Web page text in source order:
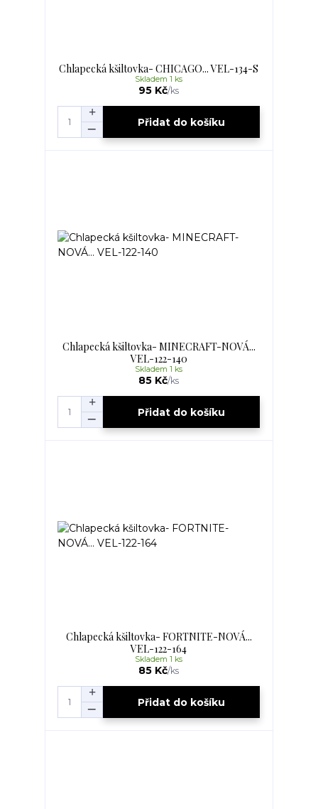
Chlapecká kšiltovka- CHICAGO... VEL-134-S
95 Kč/ks
Skladem 1 ks
Přidat do košíku
Chlapecká kšiltovka- MINECRAFT-NOVÁ...
VEL-122-140
85 Kč/ks
Skladem 1 ks
Přidat do košíku
Chlapecká kšiltovka- FORTNITE-NOVÁ...
VEL-122-164
85 Kč/ks
Skladem 1 ks
Přidat do košíku